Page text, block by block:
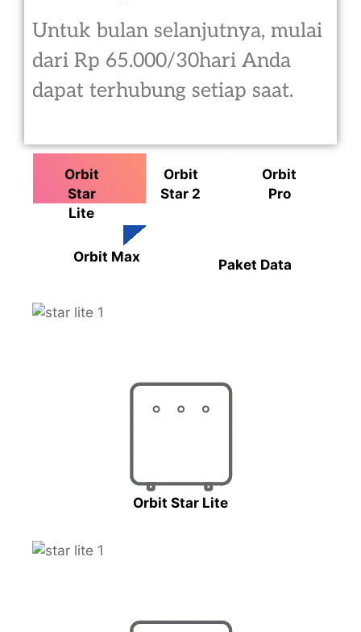
Untuk bulan selanjutnya, mulai
dari Rp 65.000/30hari Anda
dapat terhubung setiap saat.
Orbit
Star
Lite
Orbit
Star 2
Orbit
Pro
Orbit Max Paket Data
Orbit Star Lite